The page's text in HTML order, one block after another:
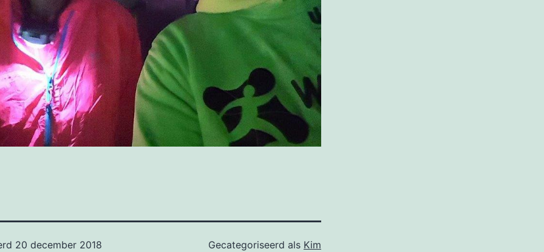
20 december 2018
Gecategoriseerd als Kim